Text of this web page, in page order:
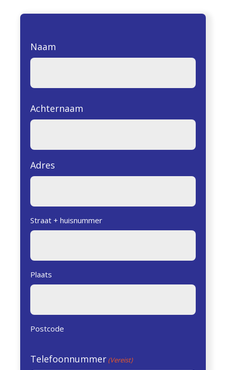
Naam
Achternaam
Adres
Straat + huisnummer
Plaats
Postcode
Telefoonnummer (Vereist)